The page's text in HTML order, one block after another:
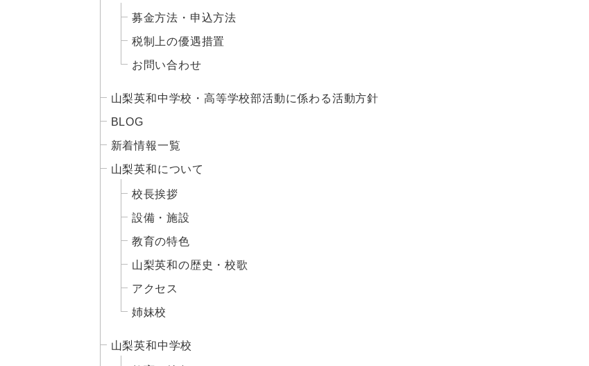
募金方法・申込方法
税制上の優遇措置
お問い合わせ
山梨英和中学校・高等学校部活動に係わる活動方針
BLOG
新着情報一覧
山梨英和について
校長挨拶
設備・施設
教育の特色
山梨英和の歴史・校歌
アクセス
姉妹校
山梨英和中学校